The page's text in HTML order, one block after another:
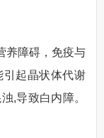
养障碍，免疫与
引起晶状体代谢
,导致白内障。